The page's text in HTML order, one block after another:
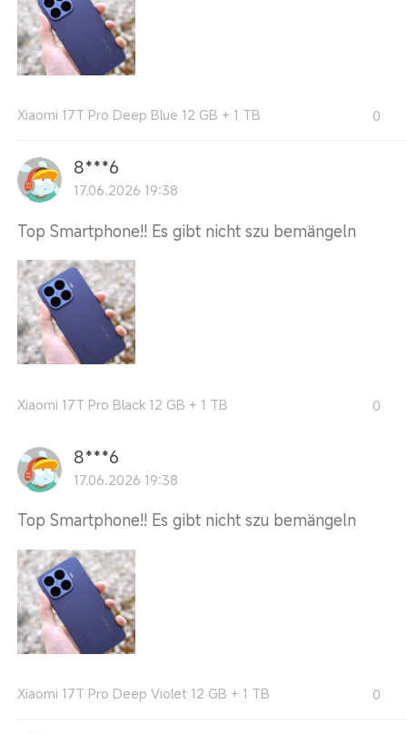
Xiaomi 17T Pro Deep Blue 12 GB + 1 TB 0
8***6
17.06.2026 19:38
Top Smartphone!! Es gibt nicht szu bemängeln
Xiaomi 17T Pro Black 12 GB + 1 TB 0
8***6
17.06.2026 19:38
Top Smartphone!! Es gibt nicht szu bemängeln
Xiaomi 17T Pro Deep Violet 12 GB + 1 TB 0